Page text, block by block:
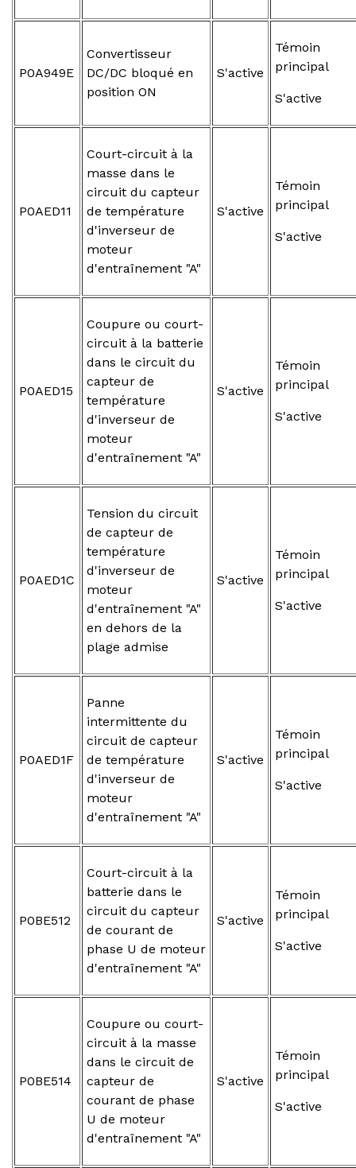
P0A949E
Convertisseur
DC/DC bloqué en
position ON
S'active
Témoin
principal
S'active
P0AED11
Court-circuit à la
masse dans le
circuit du capteur
de température
d'inverseur de
moteur
d'entraînement "A"
S'active
Témoin
principal
S'active
P0AED15
Coupure ou court-
circuit à la batterie
dans le circuit du
capteur de
température
d'inverseur de
moteur
d'entraînement "A"
S'active
Témoin
principal
S'active
P0AED1C
Tension du circuit
de capteur de
température
d'inverseur de
moteur
d'entraînement "A"
en dehors de la
plage admise
S'active
Témoin
principal
S'active
P0AED1F
Panne
intermittente du
circuit de capteur
de température
d'inverseur de
moteur
d'entraînement "A"
S'active
Témoin
principal
S'active
P0BE512
Court-circuit à la
batterie dans le
circuit du capteur
de courant de
phase U de moteur
d'entraînement "A"
S'active
Témoin
principal
S'active
P0BE514
Coupure ou court-
circuit à la masse
dans le circuit de
capteur de
courant de phase
U de moteur
d'entraînement "A"
S'active
Témoin
principal
S'active